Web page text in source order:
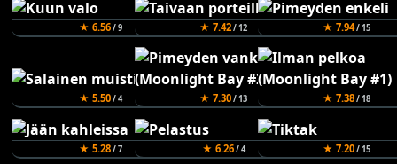
★ 6.56/ 9 ★ 7.42/ 12 ★ 7.94/ 15
★ 5.50/ 4 ★ 7.30/ 13 ★ 7.38/ 18
★ 5.28/ 7 ★ 6.26/ 4 ★ 7.20/ 15